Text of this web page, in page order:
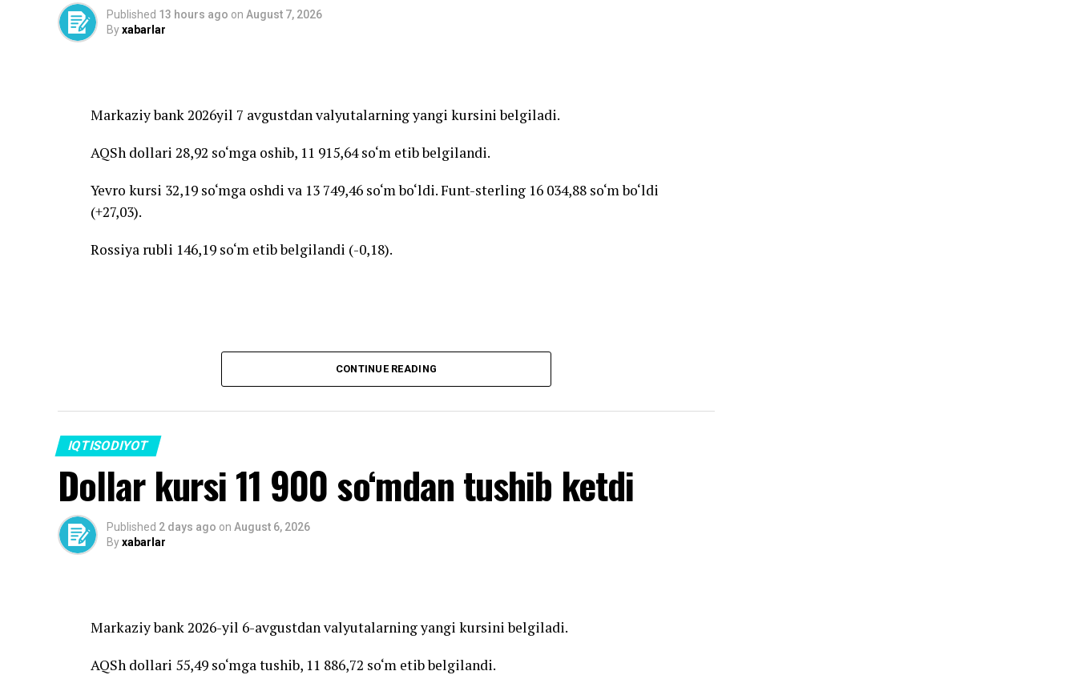
Published 13 hours ago on August 7, 2026
Byxabarlar
Markaziy bank 2026yil 7 avgustdan valyutalarning yangi kursini belgiladi.
AQSh dollari 28,92 so‘mga oshib, 11 915,64 so‘m etib belgilandi.
Yevro kursi 32,19 so‘mga oshdi va 13 749,46 so‘m bo‘ldi. Funt-sterling 16 034,88 so‘m bo‘ldi
(+27,03).
Rossiya rubli 146,19 so‘m etib belgilandi (-0,18).
CONTINUE READING
IQTISODIYOT
Dollar kursi 11 900 so‘mdan tushib ketdi
Published 2 days ago on August 6, 2026
Byxabarlar
Markaziy bank 2026-yil 6-avgustdan valyutalarning yangi kursini belgiladi.
AQSh dollari 55,49 so‘mga tushib, 11 886,72 so‘m etib belgilandi.